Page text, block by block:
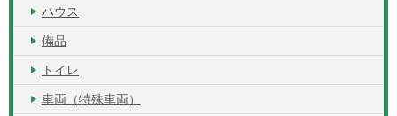
ハウス
備品
トイレ
車両（特殊車両）